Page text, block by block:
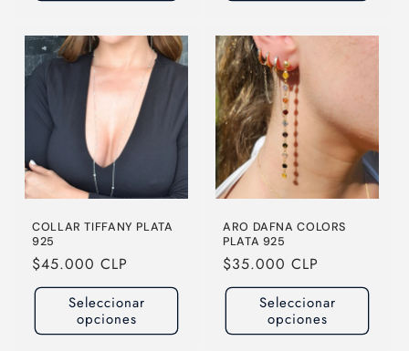
COLLAR TIFFANY PLATA
925
Precio
habitual
$45.000 CLP
Seleccionar
opciones
ARO DAFNA COLORS
PLATA 925
Precio
habitual
$35.000 CLP
Seleccionar
opciones